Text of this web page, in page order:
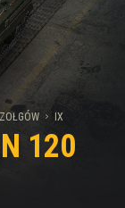
IX
120